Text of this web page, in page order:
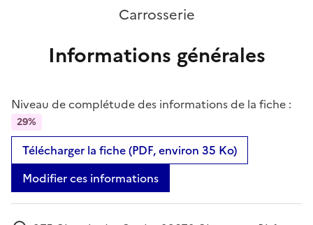
Carrosserie
Informations générales
Niveau de complétude des informations de la fiche :
29%
Télécharger la fiche (PDF, environ 35 Ko)
Modifier ces informations